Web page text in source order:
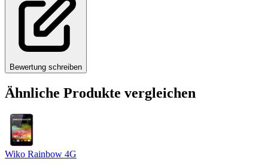
Bewertung schreiben
Ähnliche Produkte vergleichen
Wiko Rainbow 4G